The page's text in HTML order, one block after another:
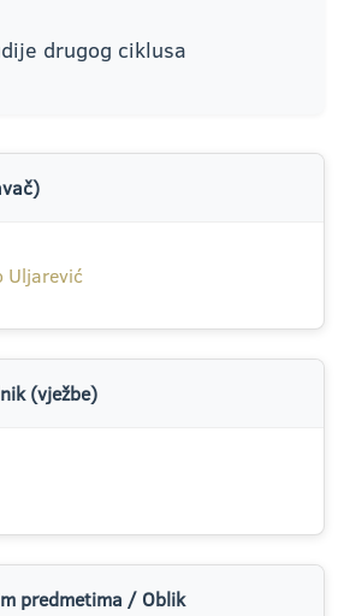
drugog ciklusa
Uljarević
(vježbe)
predmetima / Oblik